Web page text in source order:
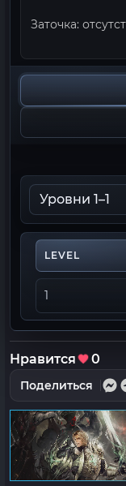
Заточка:
LEVEL
1
Нравится 0
Поделиться